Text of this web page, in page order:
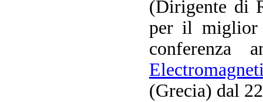
(Dirigente di
per il miglior
conferenza
(Grecia) dal